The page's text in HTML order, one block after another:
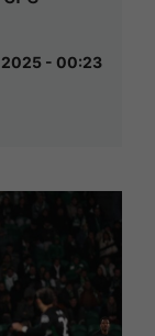
2025 - 00:23